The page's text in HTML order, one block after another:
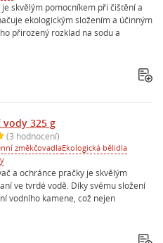
skvělým pomocníkem při čištění a
ekologickým složením a účinným
přirozený rozklad na sodu a
vody 325 g
(3 hodnocení)
změkčovadlaEkologická bělidla
a ochránce pračky je skvělým
ve tvrdé vodě. Díky svému složení
vodního kamene, což nejen